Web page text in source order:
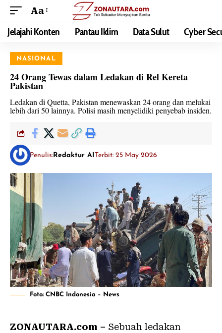
Aa
Jelajahi Konten Pantau Iklim Data Sulut Cyber
NASIONAL
24 Orang Tewas dalam Ledakan di Rel Kereta
Pakistan
Ledakan di Quetta, Pakistan menewaskan 24 orang dan melukai
lebih dari 50 lainnya. Polisi masih menyelidiki penyebab insiden.
Penulis: Redaktur AITerbit: 25 May 2026
Foto: CNBC Indonesia – News
ZONAUTARA.com – Sebuah ledakan